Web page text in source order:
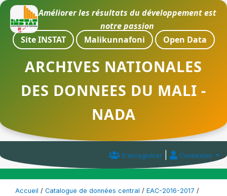
Améliorer les résultats du développement est
notre passion
Site INSTAT
Malikunnafoni Open Data
ARCHIVES NATIONALES
DES DONNEES DU MALI -
NADA
S'enregistrer | Connexion
Accueil / Catalogue de données central / EAC-2016-2017 /